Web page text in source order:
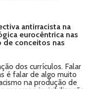
antirracista na
eurocêntrica nas
de conceitos nas
dos currículos. Falar
é falar de algo muito
na produção de